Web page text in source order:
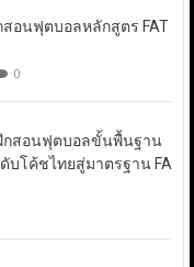
สอนฟุตบอลหลักสูตร FAT
0
กสอนฟุตบอลขั้นพื้นฐาน
ดับโค้ชไทยสู่มาตรฐาน FA